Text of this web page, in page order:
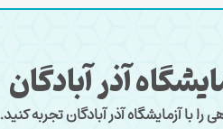
آذر آبادگان
با آزمایشگاه آذر آبادگان تجربه کنید.